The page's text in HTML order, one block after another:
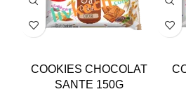
COOKIES CHOCOLAT
SANTE 150G